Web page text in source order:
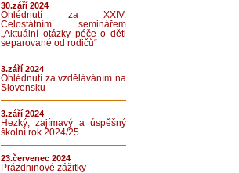
30.září 2024
Ohlédnutí za XXIV.
Celostátním seminářem
„Aktuální otázky péče o děti
separované od rodičů“
3.září 2024
Ohlédnutí za vzděláváním na
Slovensku
3.září 2024
Hezký, zajímavý a úspěšný
školní rok 2024/25
23.červenec 2024
Prázdninové zážitky